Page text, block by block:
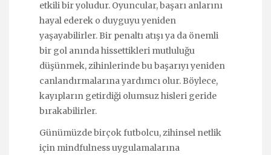
etkili bir yoludur. Oyuncular, başarı anlarını
hayal ederek o duyguyu yeniden
yaşayabilirler. Bir penaltı atışı ya da önemli
bir gol anında hissettikleri mutluluğu
düşünmek, zihinlerinde bu başarıyı yeniden
canlandırmalarına yardımcı olur. Böylece,
kayıpların getirdiği olumsuz hisleri geride
bırakabilirler.
Günümüzde birçok futbolcu, zihinsel netlik
için mindfulness uygulamalarına